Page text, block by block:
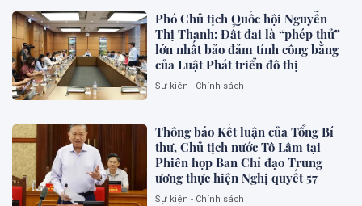
Phó Chủ tịch Quốc hội Nguyễn
Thị Thanh: Đất đai là “phép thử”
lớn nhất bảo đảm tính công bằng
của Luật Phát triển đô thị
Sự kiện - Chính sách
Thông báo Kết luận của Tổng Bí
thư, Chủ tịch nước Tô Lâm tại
Phiên họp Ban Chỉ đạo Trung
ương thực hiện Nghị quyết 57
Sự kiện - Chính sách